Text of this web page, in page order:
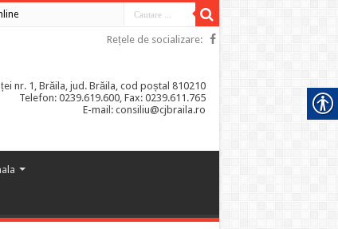
Rețele de socializare:
nr. 1, Brăila, jud. Brăila, cod poștal 810210
Telefon: 0239.619.600, Fax: 0239.611.765
E-mail: consiliu@cjbraila.ro